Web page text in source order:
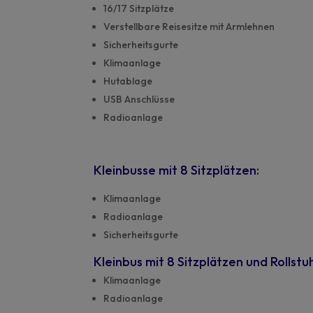
16/17 Sitzplätze
Verstellbare Reisesitze mit Armlehnen
Sicherheitsgurte
Klimaanlage
Hutablage
USB Anschlüsse
Radioanlage
Kleinbusse mit 8 Sitzplätzen:
Klimaanlage
Radioanlage
Sicherheitsgurte
Kleinbus mit 8 Sitzplätzen und
Klimaanlage
Radioanlage